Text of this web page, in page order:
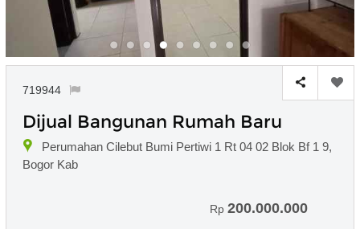
719944
Dijual Bangunan Rumah Baru
Perumahan Cilebut Bumi Pertiwi 1 Rt 04 02 Blok Bf 1 9,
Bogor Kab
Rp 200.000.000
Simpan